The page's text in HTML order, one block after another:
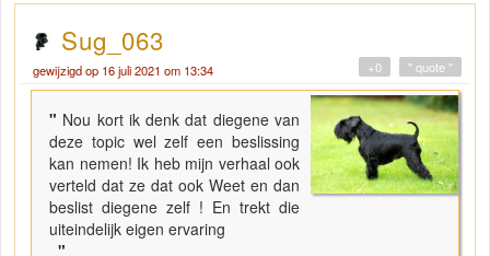
Sug_063
gewijzigd op 16 juli 2021 om 13:34 " quote "
+0
" Nou kort ik denk dat diegene van
deze topic wel zelf een beslissing
kan nemen! Ik heb mijn verhaal ook
verteld dat ze dat ook Weet en dan
beslist diegene zelf ! En trekt die
uiteindelijk eigen ervaring
"